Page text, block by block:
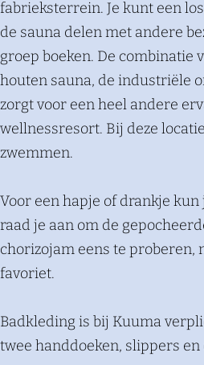
fabrieksterrein. Je kunt een
de sauna delen met andere
groep boeken. De combinatie
houten sauna, de industriële
zorgt voor een heel andere
wellnessresort. Bij deze
zwemmen.
Voor een hapje of drankje kun
raad je aan om de
chorizojam eens te proberen,
favoriet.
Badkleding is bij Kuuma
twee handdoeken, slippers